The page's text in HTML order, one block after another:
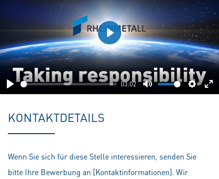
Play
03:02
Mute
Play
KONTAKTDETAILS
Wenn Sie sich für diese Stelle interessieren, senden Sie
bitte Ihre Bewerbung an [Kontaktinformationen]. Wir